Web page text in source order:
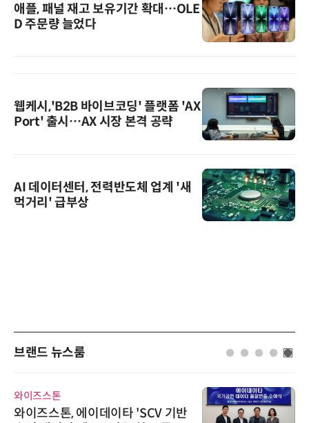
애플, 패널 재고 보유기간 확대…OLE
D 주문량 늘었다
웹케시,'B2B 바이브코딩' 플랫폼 'AX
Port' 출시…AX 시장 본격 공략
AI 데이터센터, 전력반도체 업계 '새
먹거리' 급부상
브랜드 뉴스룸
와이즈스톤
와이즈스톤, 에이데이타 'SCV 기반